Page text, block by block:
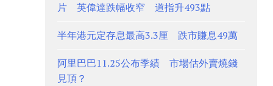
片 英偉達跌幅收窄 道指升493點
半年港元定存息最高3.3厘 跌市賺息49萬
阿里巴巴11.25公布季績 市場估外賣燒錢
見頂？